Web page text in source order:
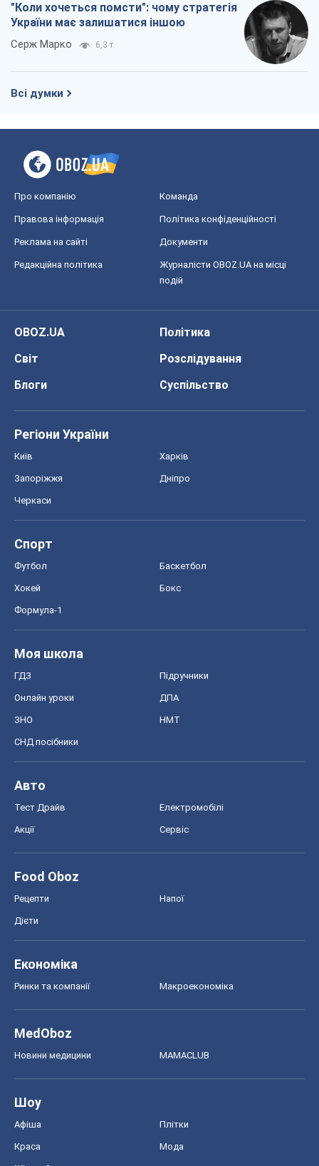
"Коли хочеться помсти": чому стратегія
України має залишатися іншою
Серж Марко 6,3 т.
Всі думки
Про компанію Команда
Правова інформація Політика конфіденційності
Реклама на сайті Документи
Редакційна політика
Журналісти OBOZ.UA на місці
подій
OBOZ.UA
Політика
Світ
Розслідування
Блоги
Суспільство
Регіони України
Київ Харків
Запоріжжя Дніпро
Черкаси
Спорт
Футбол Баскетбол
Хокей Бокс
Формула-1
Моя школа
ГДЗ Підручники
Онлайн уроки ДПА
ЗНО НМТ
СНД посібники
Авто
Тест Драйв Електромобілі
Акції Сервіс
Food Oboz
Рецепти Напої
Дієти
Економіка
Ринки та компанії Макроекономіка
MedOboz
Новини медицини MAMACLUB
Шоу
Афіша Плітки
Краса Мода